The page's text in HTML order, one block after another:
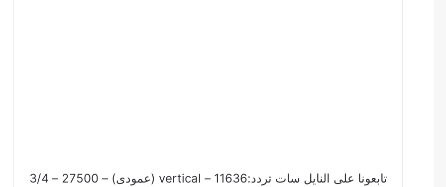
تابعونا على النايل سات تردد:11636 – vertical (عمودى) – 27500 – 3/4